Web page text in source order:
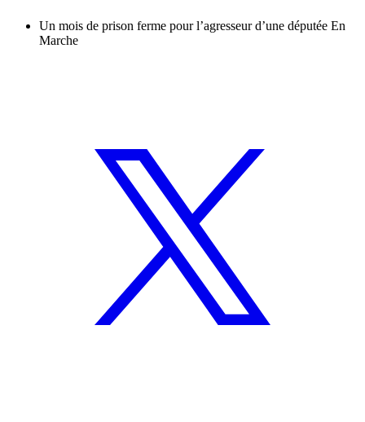
Un mois de prison ferme pour l’agresseur d’une députée En
Marche